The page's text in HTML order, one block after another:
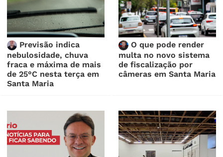
Previsão indica
nebulosidade, chuva
fraca e máxima de mais
de 25°C nesta terça em
Santa Maria
O que pode render
multa no novo sistema
de fiscalização por
câmeras em Santa Maria